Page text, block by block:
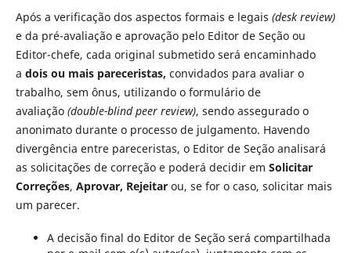
Após a verificação dos aspectos formais e legais (desk review)
e da pré-avaliação e aprovação pelo Editor de Seção ou
Editor-chefe, cada original submetido será encaminhado
a doisou mais pareceristas, convidados para avaliar o
trabalho, sem ônus, utilizando o formulário de
avaliação (double-blind peer review), sendo assegurado o
anonimato durante o processo de julgamento. Havendo
divergência entre pareceristas, o Editor de Seção analisará
as solicitações de correção e poderá decidir em Solicitar
Correções, Aprovar, Rejeitar ou, se for o caso, solicitar mais
um parecer.
A decisão final do Editor de Seção será compartilhada